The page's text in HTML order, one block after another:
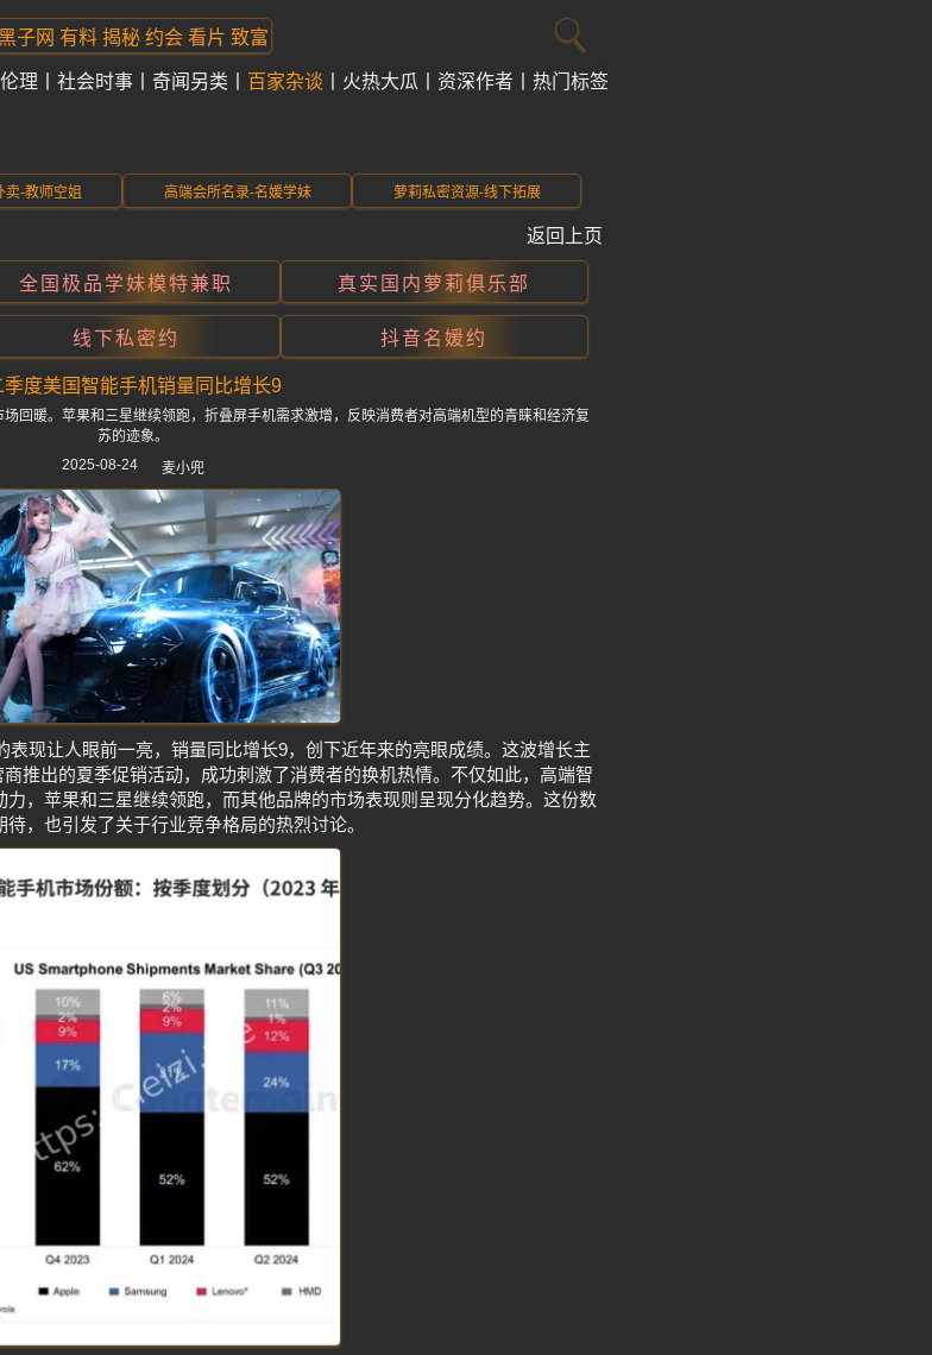
子网 有料 揭秘 约会 看片 致富
理 社会时事 奇闻另类 百家杂谈 火热大瓜 资深作者 热门标签
卖-教师空姐 高端会所名录-名媛学妹 萝莉私密资源-线下拓展
返回上页
全国极品学妹模特兼职 真实国内萝莉俱乐部
线下私密约 抖音名媛约
季度美国智能手机销量同比增长9
回暖。苹果和三星继续领跑，折叠屏手机需求激增，反映消费者对高端机型的青睐和经济复
苏的迹象。
2025-08-24
麦小兜
现让人眼前一亮，销量同比增长9，创下近年来的亮眼成绩。这波增长主
推出的夏季促销活动，成功刺激了消费者的换机热情。不仅如此，高端智
，苹果和三星继续领跑，而其他品牌的市场表现则呈现分化趋势。这份数
，也引发了关于行业竞争格局的热烈讨论。